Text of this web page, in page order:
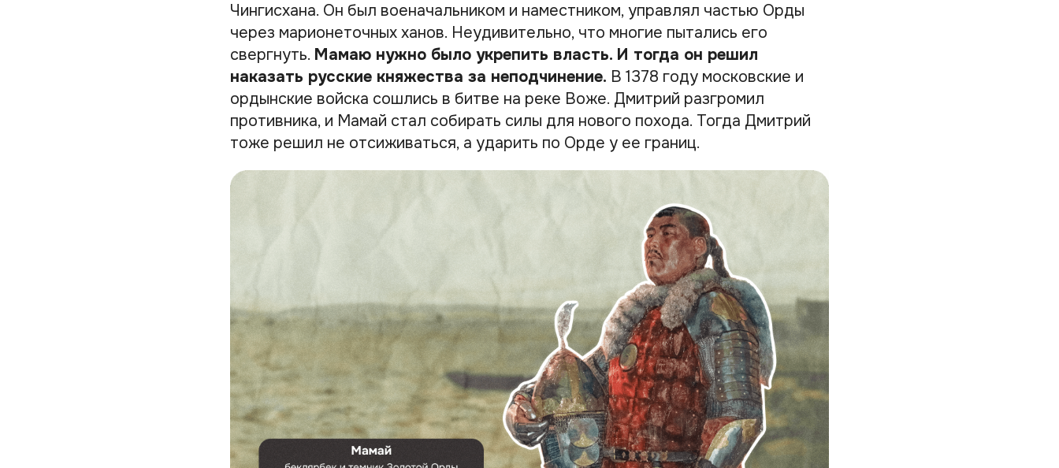
Чингисхана. Он был военачальником и наместником, управлял частью Орды
через марионеточных ханов. Неудивительно, что многие пытались его
свергнуть. Мамаю нужно было укрепить власть. И тогда он решил
наказать русские княжества за неподчинение. В 1378 году московские и
ордынские войска сошлись в битве на реке Воже. Дмитрий разгромил
противника, и Мамай стал собирать силы для нового похода. Тогда Дмитрий
тоже решил не отсиживаться, а ударить по Орде у ее границ.